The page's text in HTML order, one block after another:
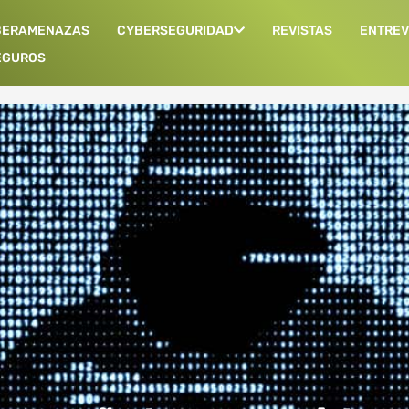
CYBERSEGURIDAD REVISTAS